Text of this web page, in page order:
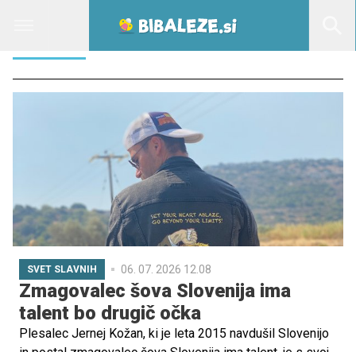
SVET SLAVNIH 06. 07. 2026 12.08
Zmagovalec šova Slovenija ima
talent bo drugič očka
Plesalec Jernej Kožan, ki je leta 2015 navdušil Slovenijo